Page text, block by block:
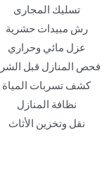
تسليك المجارى
رش مبيدات حشرية
عزل مائي وحراري
فحص المنازل قبل
كشف تسربات المياة
نظافة المنازل
نقل وتخزين الأثاث